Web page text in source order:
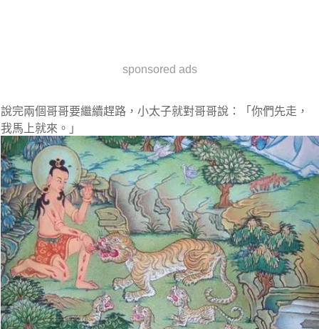
sponsored ads
說完兩個哥哥要繼續趕路，小太子就對哥哥說：「你們先走，
我馬上就來。」